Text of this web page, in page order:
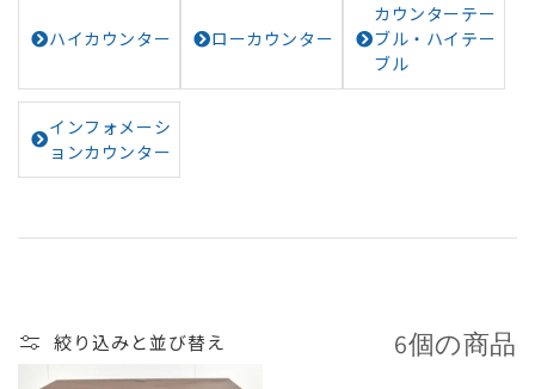
ハイカウンター ローカウンター
カウンターテー
ブル・ハイテー
ブル
インフォメーシ
ョンカウンター
絞り込みと並び替え 6個の商品